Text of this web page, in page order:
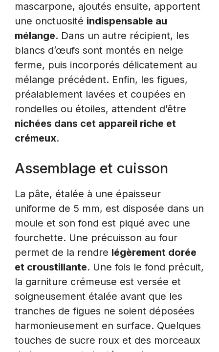
mascarpone, ajoutés ensuite, apportent
une onctuosité indispensable au
mélange. Dans un autre récipient, les
blancs d’œufs sont montés en neige
ferme, puis incorporés délicatement au
mélange précédent. Enfin, les figues,
préalablement lavées et coupées en
rondelles ou étoiles, attendent d’être
nichées dans cet appareil riche et
crémeux.
Assemblage et cuisson
La pâte, étalée à une épaisseur
uniforme de 5 mm, est disposée dans un
moule et son fond est piqué avec une
fourchette. Une précuisson au four
permet de la rendre légèrement dorée
et croustillante. Une fois le fond précuit,
la garniture crémeuse est versée et
soigneusement étalée avant que les
tranches de figues ne soient déposées
harmonieusement en surface. Quelques
touches de sucre roux et des morceaux